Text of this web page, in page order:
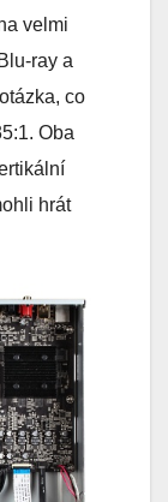
velmi
ray a
co
Oba
hrát